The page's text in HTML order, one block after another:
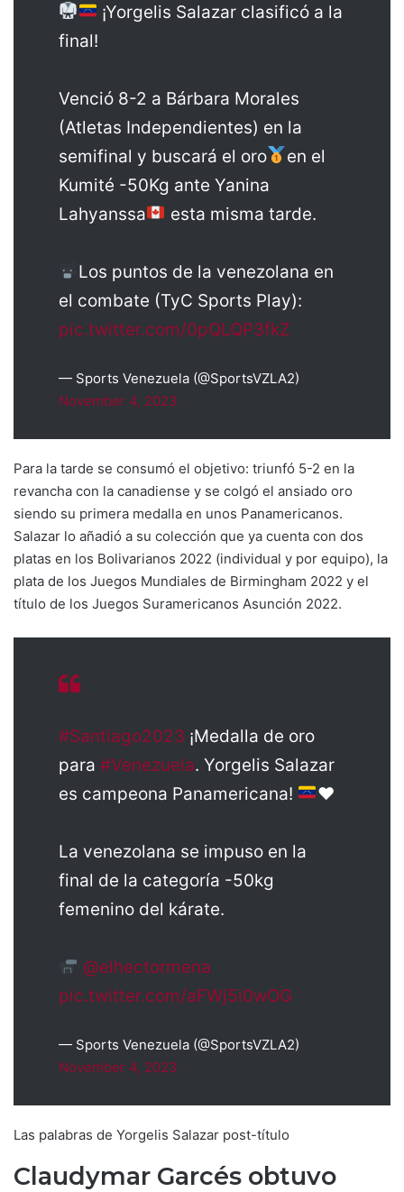
¡Yorgelis Salazar clasificó a la
final!
Venció 8-2 a Bárbara Morales
(Atletas Independientes) en la
semifinal y buscará el oro
en el
Kumité -50Kg ante Yanina
Lahyanssa
esta misma tarde.
Los puntos de la venezolana en
el combate (TyC Sports Play):
pic.twitter.com/0pQLQP3fkZ
— Sports Venezuela (@SportsVZLA2)
November 4, 2023
Para la tarde se consumó el objetivo: triunfó 5-2 en la
revancha con la canadiense y se colgó el ansiado oro
siendo su primera medalla en unos Panamericanos.
Salazar lo añadió a su colección que ya cuenta con dos
platas en los Bolivarianos 2022 (individual y por equipo), la
plata de los Juegos Mundiales de Birmingham 2022 y el
título de los Juegos Suramericanos Asunción 2022.
#Santiago2023 ¡Medalla de oro
para #Venezuela. Yorgelis Salazar
es campeona Panamericana!
♥️
La venezolana se impuso en la
final de la categoría -50kg
femenino del kárate.
@elhectormena
pic.twitter.com/aFWj5i0wOG
— Sports Venezuela (@SportsVZLA2)
November 4, 2023
Las palabras de Yorgelis Salazar post-título
Claudymar Garcés obtuvo